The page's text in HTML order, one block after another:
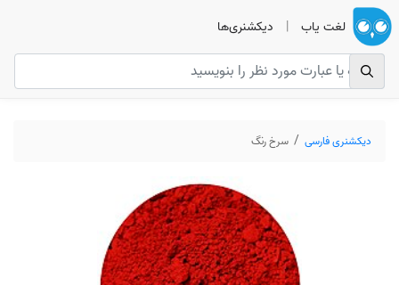
لغت یاب | دیکشنری‌ها
دیکشنری فارسی سرخ رنگ